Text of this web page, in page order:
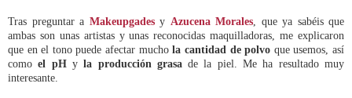
Tras preguntar a Makeupgadesy Azucena Morales , que ya sabéis que
ambas son unas artistas y unas reconocidas maquilladoras, me explicaron
que en el tono puede afectar muchola cantidad de polvo que usemos, así
comoel pHyla producción grasade la piel. Me ha resultado muy
interesante.